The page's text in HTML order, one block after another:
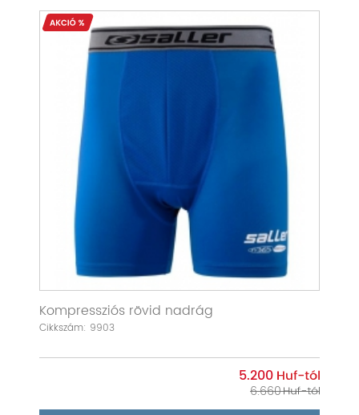
Kompressziós rövid nadrág
Cikkszám: 9903
5.200
6.660